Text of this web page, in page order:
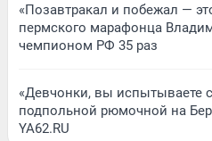
«Позавтракал и побежал —
пермского марафонца
чемпионом РФ 35 раз
«Девчонки, вы испытываете
подпольной рюмочной на
YA62.RU